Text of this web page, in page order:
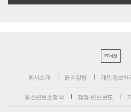
PC버전
회사소개 윤리강령 개인정보처
청소년보호정책 정정·반론보도